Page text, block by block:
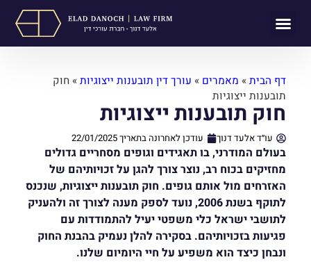
דף הבית» מאמרים » עורך דין תובענות ייצוגיות» חוק
תובענות ייצוגיות
חוק תובענות ייצוגיות
עו״ד אלעד דנוך עודכן לאחרונה בתאריך22/01/2025
בעולם המודרני, בו תאגידים וגופים מסחריים גדולים
מחזיקים בכוח רב, נוצר צורך להגן על זכויותיהם של
האזרחים מול אותם גופים. חוק תובענות ייצוגיות, שנכנס
לתוקף בשנת 2006, נועד לספק מענה לצורך זה ולהעניק
לתושבי ישראל כלי משפטי יעיל להתמודדות עם
פגיעות בזכויותיהם. בסקירה להלן נעמיק בהבנת החוק
ונבחן כיצד הוא משפיע על חיי היומיום שלנו.